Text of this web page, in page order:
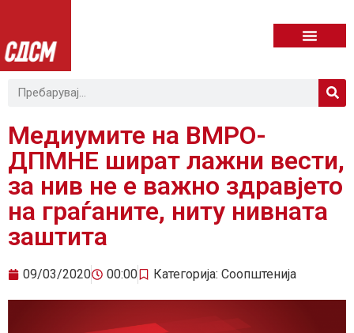
Медиумите на ВМРО-
ДПМНЕ шират лажни вести,
за нив не е важно здравјето
на граѓаните, ниту нивната
заштита
09/03/2020 00:00 Категорија: Соопштенија